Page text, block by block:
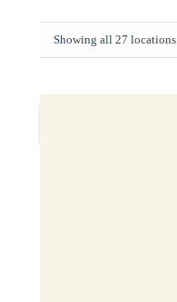
Showing all 27 locations